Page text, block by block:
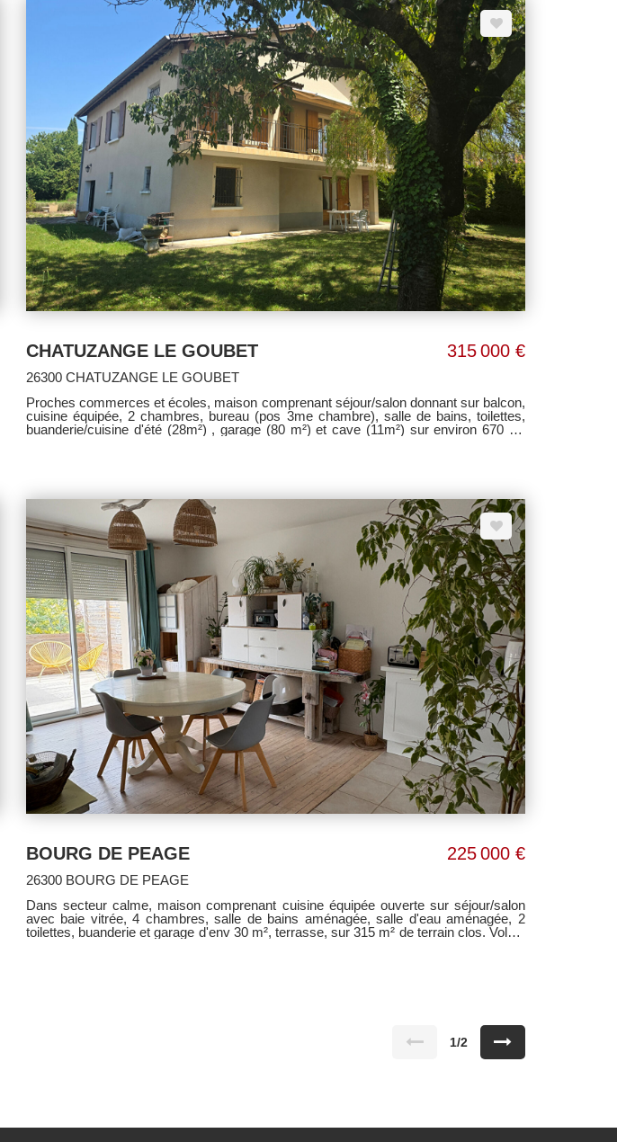
CHATUZANGE LE GOUBET 315 000 €
26300 CHATUZANGE LE GOUBET
Proches commerces et écoles, maison comprenant séjour/salon donnant sur balcon,
cuisine équipée, 2 chambres, bureau (pos 3me chambre), salle de bains, toilettes,
buanderie/cuisine d'été (28m²) , garage (80 m²) et cave (11m²) sur environ 670 m²
BOURG DE PEAGE 225 000 €
26300 BOURG DE PEAGE
Dans secteur calme, maison comprenant cuisine équipée ouverte sur séjour/salon
avec baie vitrée, 4 chambres, salle de bains aménagée, salle d'eau aménagée, 2
toilettes, buanderie et garage d'env 30 m², terrasse, sur 315 m² de terrain clos. Volets
1/2